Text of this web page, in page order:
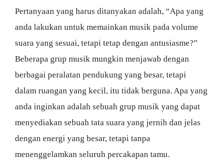
Pertanyaan yang harus ditanyakan adalah, “Apa yang
anda lakukan untuk memainkan musik pada volume
suara yang sesuai, tetapi tetap dengan antusiasme?”
Beberapa grup musik mungkin menjawab dengan
berbagai peralatan pendukung yang besar, tetapi
dalam ruangan yang kecil, itu tidak berguna. Apa yang
anda inginkan adalah sebuah grup musik yang dapat
menyediakan sebuah tata suara yang jernih dan jelas
dengan energi yang besar, tetapi tanpa
menenggelamkan seluruh percakapan tamu.